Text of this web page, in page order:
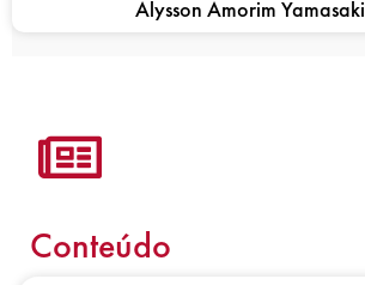
Alysson Amorim Yamasaki
Conteúdo